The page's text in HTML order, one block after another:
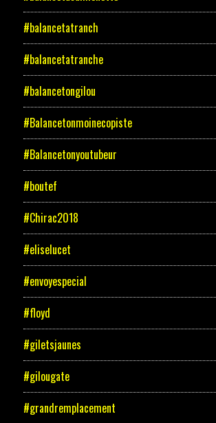
#balancetatranch
#balancetatranche
#balancetongilou
#Balancetonmoinecopiste
#Balancetonyoutubeur
#boutef
#Chirac2018
#eliselucet
#envoyespecial
#floyd
#giletsjaunes
#gilougate
#grandremplacement